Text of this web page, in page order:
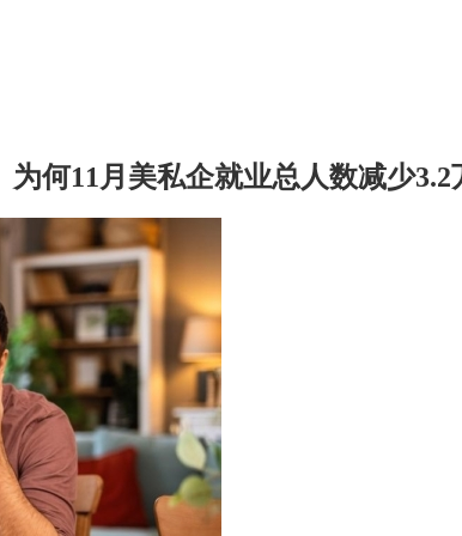
为何11月美私企就业总人数减少3.2